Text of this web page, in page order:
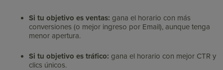
Si tu objetivo es ventas: gana el horario con más
conversiones (o mejor ingreso por Email), aunque tenga
menor apertura.
Si tu objetivo es tráfico: gana el horario con mejor CTR y
clics únicos.